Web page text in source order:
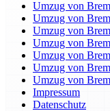
Umzug von
Umzug von
Umzug von
Umzug von
Umzug von
Umzug von
Umzug von
Impressum
Datenschutz